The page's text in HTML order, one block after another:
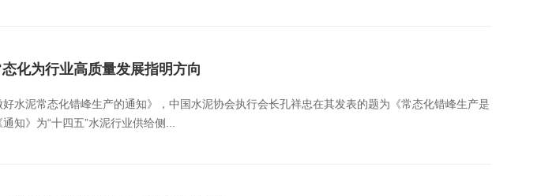
化为行业高质量发展指明方向
水泥常态化错峰生产的通知》，中国水泥协会执行会长孔祥忠在其发表的题为《常态化错峰生产是
知》为“十四五”水泥行业供给侧...